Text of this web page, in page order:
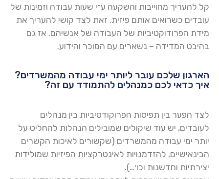
קל להעריך מחוייבות והשקעה ע״י שעות עבודה וזמינות של
עובדים כשרואים אותם פיזית. זאת לצד קושי להעריך את
מידת הפרודוקטיביות של העבודה של אנשיהם. אז גם
בהיבט המדידה – נשארים עם המוכר והידוע.
הארגון שלכם עובר ליותר ימי עבודה מהמשרדים?
איך כדאי לכם כמנהלים להתמודד עם זה?
לצד הפער בין תפיסות הפרוקודטיביות בין מנהלים
לעובדים, יש עוד שיקולים שמובילים הנהלות להחליט על
יותר ימי עבודה מהמשרדים (שקשורים לאיכות הקשרים
הבינאישיים, להזדמנויות לאינטרקציות הפיזיות שמולידות
יצירתיות וחדשנות וכו׳…).